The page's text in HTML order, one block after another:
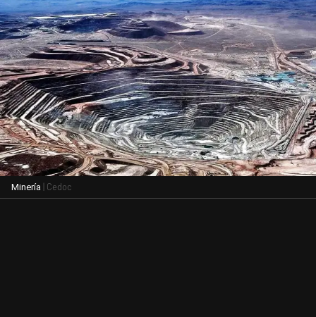
Minería | Cedoc